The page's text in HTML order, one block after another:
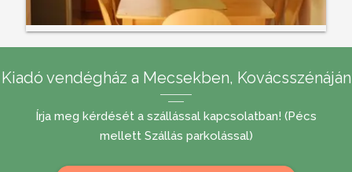
Kiadó vendégház a Mecsekben, Kovácsszénáján
Írja meg kérdését a szállással kapcsolatban! (Pécs
mellett Szállás parkolással)